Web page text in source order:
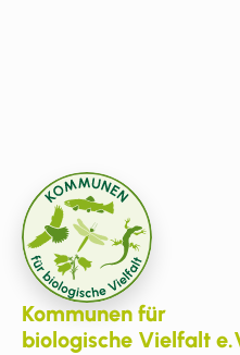
Kommunen für
biologische Vielfalt